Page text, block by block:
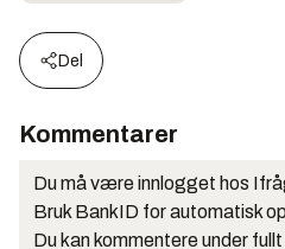
Del
Kommentarer
Du må være innlogget hos
Bruk BankID for automatisk
Du kan kommentere under